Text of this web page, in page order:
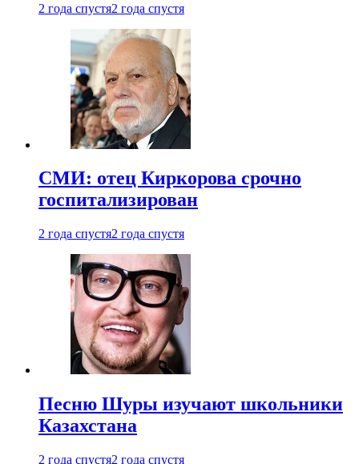
2 года спустя2 года спустя
СМИ: отец Киркорова срочно
госпитализирован
2 года спустя2 года спустя
Песню Шуры изучают школьники
Казахстана
2 года спустя2 года спустя